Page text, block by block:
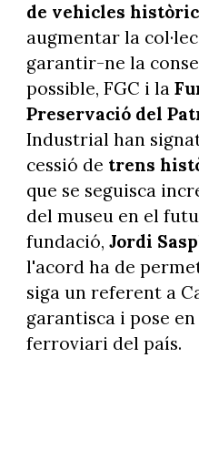
de vehicles
augmentar la
garantir-ne la
possible, FGC i la
Preservació del
Industrial han
cessió de trens
que se seguisca
del museu en el
fundació, Jordi
l'acord ha de
siga un referent a
garantisca i pose
ferroviari del país.